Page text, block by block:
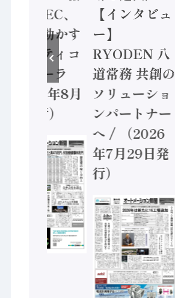
業 / IDEC、
安全に動かす
セーフティコ
ントローラ
（2026年8月
5日発行）
【インタビュ
ー】
RYODEN 八
道常務 共創の
ソリューショ
ンパートナー
へ / （2026
年7月29日発
行）